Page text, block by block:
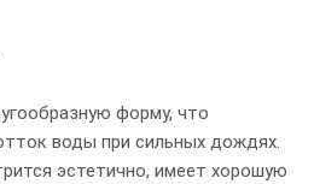
форму, что
воды при сильных дождях.
эстетично, имеет хорошую